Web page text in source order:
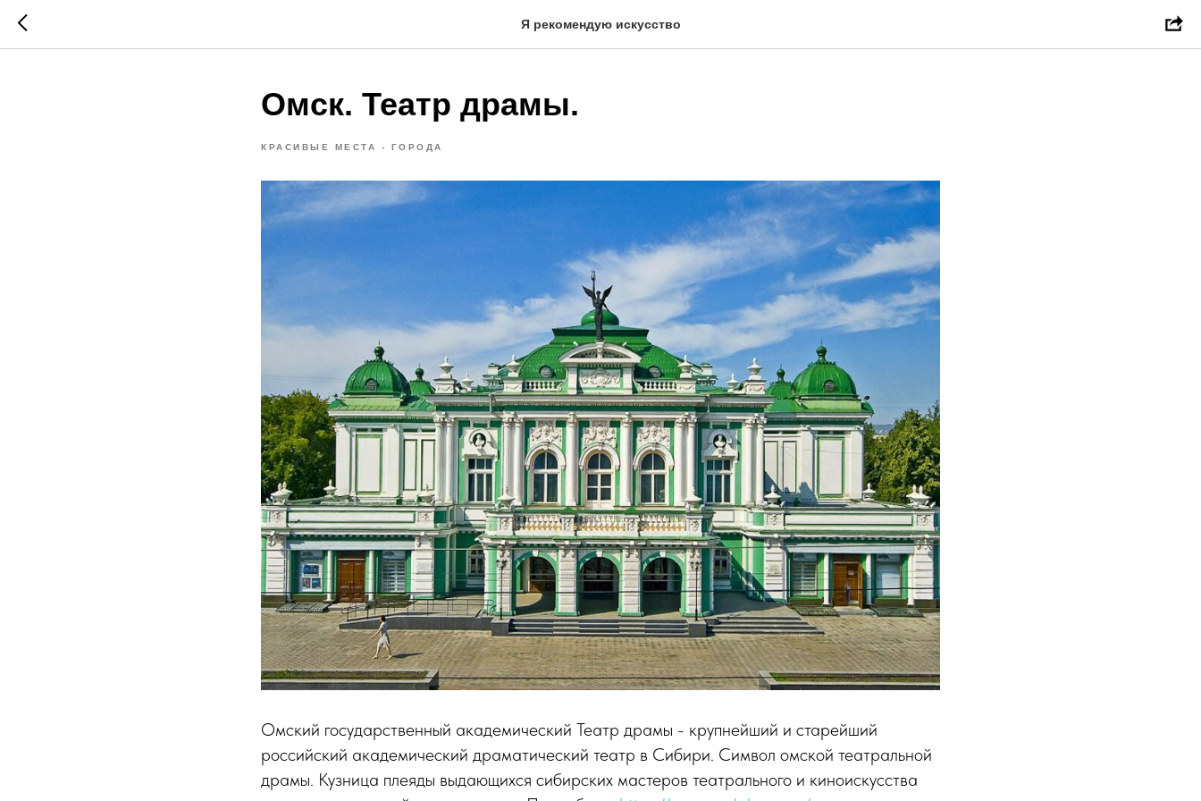
Я рекомендую искусство
Омск. Театр драмы.
КРАСИВЫЕ МЕСТА - ГОРОДА
Омский государственный академический Театр драмы - крупнейший и старейший
российский академический драматический театр в Сибири. Символ омской театральной
драмы. Кузница плеяды выдающихся сибирских мастеров театрального и киноискусства